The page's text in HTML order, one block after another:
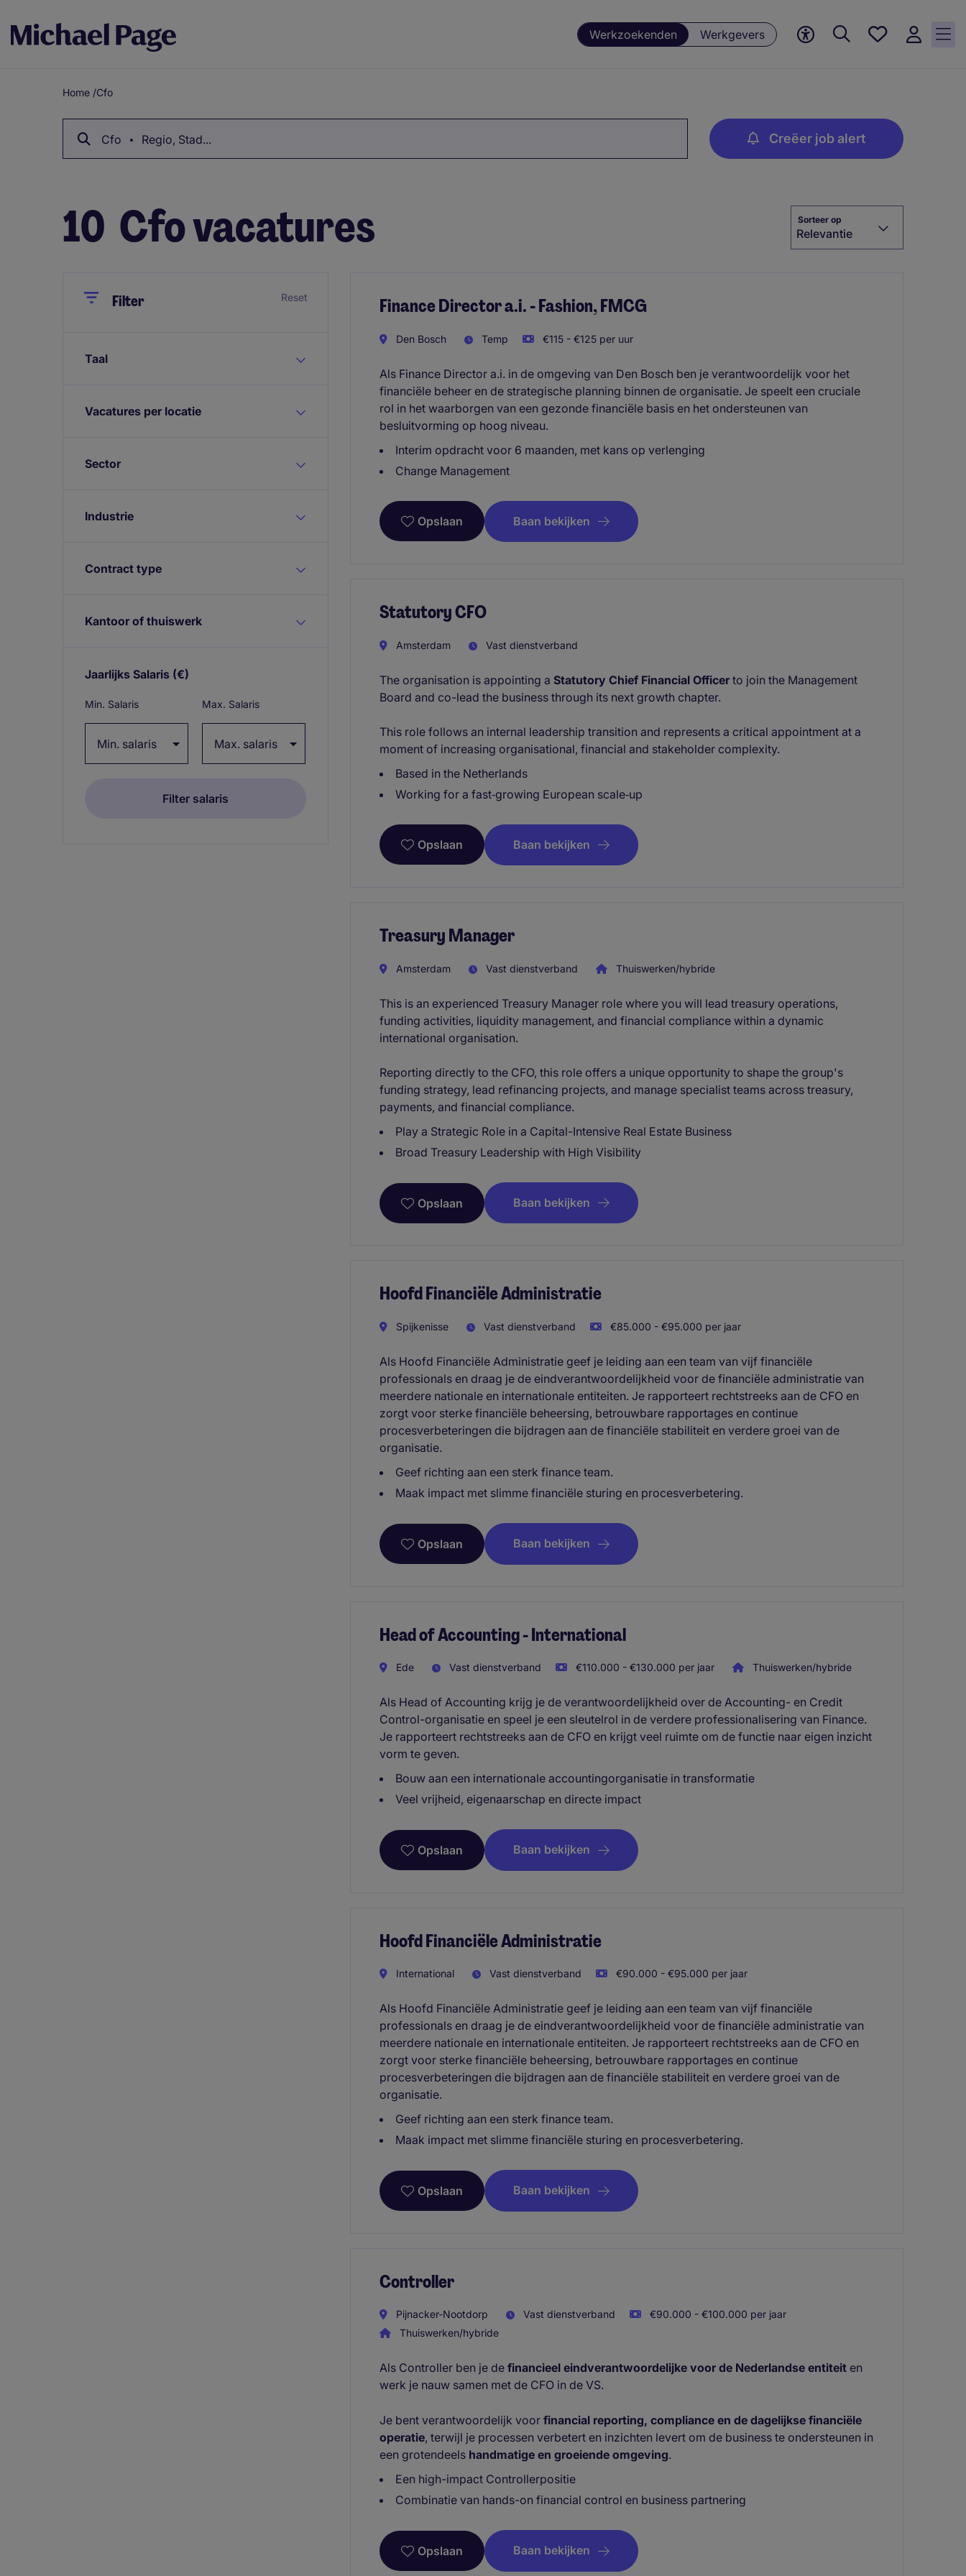
Werkzoekenden Werkgevers
Favorieten,
Breadcrumb
Home /Cfo
Cfo Regio, Stad... Creëer job alert
10 Cfo vacatures Sorteer op
Relevantie
CloseFilter Reset
Taal
Vacatures per locatie
Sector
Industrie
Contract type
Kantoor of thuiswerk
Jaarlijks Salaris (€)
Min. Salaris Max. Salaris
Finance Director a.i. - Fashion, FMCG
Den Bosch Temp €115 - €125 per uur
Als Finance Director a.i. in de omgeving van Den Bosch ben je verantwoordelijk voor het
financiële beheer en de strategische planning binnen de organisatie. Je speelt een cruciale
rol in het waarborgen van een gezonde financiële basis en het ondersteunen van
besluitvorming op hoog niveau.
Interim opdracht voor 6 maanden, met kans op verlenging
Change Management
Opslaan Baan bekijken
Statutory CFO
Amsterdam Vast dienstverband
The organisation is appointing a Statutory Chief Financial Officer to join the Management
Board and co-lead the business through its next growth chapter.
This role follows an internal leadership transition and represents a critical appointment at a
moment of increasing organisational, financial and stakeholder complexity.
Based in the Netherlands
Working for a fast‑growing European scale‑up
Opslaan Baan bekijken
Treasury Manager
Amsterdam Vast dienstverband Thuiswerken/hybride
This is an experienced Treasury Manager role where you will lead treasury operations,
funding activities, liquidity management, and financial compliance within a dynamic
international organisation.
Reporting directly to the CFO, this role offers a unique opportunity to shape the group's
funding strategy, lead refinancing projects, and manage specialist teams across treasury,
payments, and financial compliance.
Play a Strategic Role in a Capital-Intensive Real Estate Business
Broad Treasury Leadership with High Visibility
Opslaan Baan bekijken
Hoofd Financiële Administratie
Spijkenisse Vast dienstverband €85.000 - €95.000 per jaar
Als Hoofd Financiële Administratie geef je leiding aan een team van vijf financiële
professionals en draag je de eindverantwoordelijkheid voor de financiële administratie van
meerdere nationale en internationale entiteiten. Je rapporteert rechtstreeks aan de CFO en
zorgt voor sterke financiële beheersing, betrouwbare rapportages en continue
procesverbeteringen die bijdragen aan de financiële stabiliteit en verdere groei van de
organisatie.
Geef richting aan een sterk finance team.
Maak impact met slimme financiële sturing en procesverbetering.
Opslaan Baan bekijken
Head of Accounting - International
Ede Vast dienstverband €110.000 - €130.000 per jaar Thuiswerken/hybride
Als Head of Accounting krijg je de verantwoordelijkheid over de Accounting- en Credit
Control-organisatie en speel je een sleutelrol in de verdere professionalisering van Finance.
Je rapporteert rechtstreeks aan de CFO en krijgt veel ruimte om de functie naar eigen inzicht
vorm te geven.
Bouw aan een internationale accountingorganisatie in transformatie
Veel vrijheid, eigenaarschap en directe impact
Opslaan Baan bekijken
Hoofd Financiële Administratie
International Vast dienstverband €90.000 - €95.000 per jaar
Als Hoofd Financiële Administratie geef je leiding aan een team van vijf financiële
professionals en draag je de eindverantwoordelijkheid voor de financiële administratie van
meerdere nationale en internationale entiteiten. Je rapporteert rechtstreeks aan de CFO en
zorgt voor sterke financiële beheersing, betrouwbare rapportages en continue
procesverbeteringen die bijdragen aan de financiële stabiliteit en verdere groei van de
organisatie.
Geef richting aan een sterk finance team.
Maak impact met slimme financiële sturing en procesverbetering.
Opslaan Baan bekijken
Controller
Pijnacker-Nootdorp Vast dienstverband
€90.000 - €100.000 per jaar
Thuiswerken/hybride
Als Controller ben je de financieel eindverantwoordelijke voor de Nederlandse entiteit en
werk je nauw samen met de CFO in de VS.
Je bent verantwoordelijk voor financial reporting, compliance en de dagelijkse financiële
operatie, terwijl je processen verbetert en inzichten levert om de business te ondersteunen in
een grotendeels handmatige en groeiende omgeving.
Een high-impact Controllerpositie
Combinatie van hands-on financial control en business partnering
Opslaan Baan bekijken